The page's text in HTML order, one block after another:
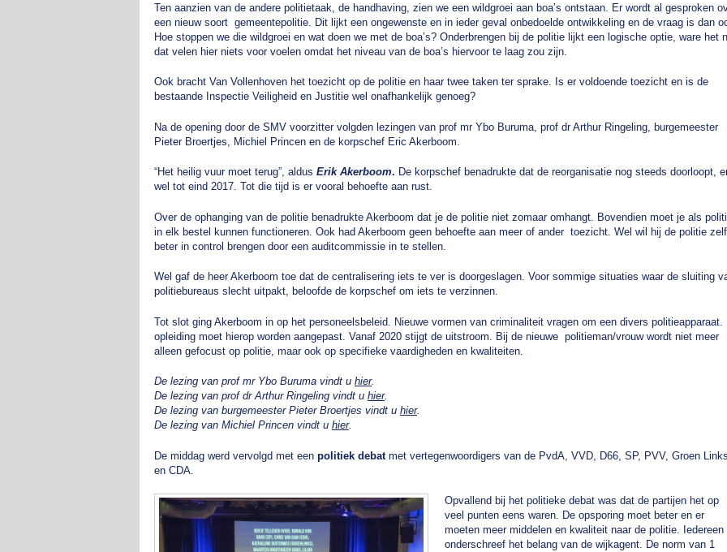
Ten aanzien van de andere politietaak, de handhaving, zien we een wildgroei aan boa’s ontstaan. Er wordt al gesproken
een nieuw soort gemeentepolitie. Dit lijkt een ongewenste en in ieder geval onbedoelde ontwikkeling en de vraag is dan
Hoe stoppen we die wildgroei en wat doen we met de boa’s? Onderbrengen bij de politie lijkt een logische optie, ware het
dat velen hier niets voor voelen omdat het niveau van de boa’s hiervoor te laag zou zijn.
Ook bracht Van Vollenhoven het toezicht op de politie en haar twee taken ter sprake. Is er voldoende toezicht en is de
bestaande Inspectie Veiligheid en Justitie wel onafhankelijk genoeg?
Na de opening door de SMV voorzitter volgden lezingen van prof mr Ybo Buruma, prof dr Arthur Ringeling, burgemeester
Pieter Broertjes, Michiel Princen en de korpschef Eric Akerboom.
“Het heilig vuur moet terug”, aldus Erik Akerboom. De korpschef benadrukte dat de reorganisatie nog steeds doorloopt,
wel tot eind 2017. Tot die tijd is er vooral behoefte aan rust.
Over de ophanging van de politie benadrukte Akerboom dat je de politie niet zomaar omhangt. Bovendien moet je als
in elk bestel kunnen functioneren. Ook had Akerboom geen behoefte aan meer of ander toezicht. Wel wil hij de politie zelf
beter in control brengen door een auditcommissie in te stellen.
Wel gaf de heer Akerboom toe dat de centralisering iets te ver is doorgeslagen. Voor sommige situaties waar de sluiting
politiebureaus slecht uitpakt, beloofde de korpschef om iets te verzinnen.
Tot slot ging Akerboom in op het personeelsbeleid. Nieuwe vormen van criminaliteit vragen om een divers politieapparaat.
opleiding moet hierop worden aangepast. Vanaf 2020 stijgt de uitstroom. Bij de nieuwe politieman/vrouw wordt niet meer
alleen gefocust op politie, maar ook op specifieke vaardigheden en kwaliteiten.
De lezing van prof mr Ybo Buruma vindt u hier.
De lezing van prof dr Arthur Ringeling vindt u hier.
De lezing van burgemeester Pieter Broertjes vindt u hier.
De lezing van Michiel Princen vindt u hier.
De middag werd vervolgd met een politiek debat met vertegenwoordigers van de PvdA, VVD, D66, SP, PVV, Groen Links
en CDA.
Opvallend bij het politieke debat was dat de partijen het op
veel punten eens waren. De opsporing moet beter en er
moeten meer middelen en kwaliteit naar de politie. Iedereen
onderschreef het belang van de wijkagent. De norm van 1